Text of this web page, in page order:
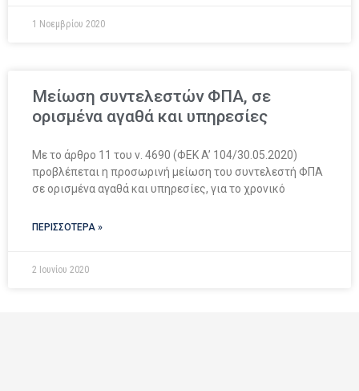
1 Νοεμβρίου 2020
Μείωση συντελεστών ΦΠΑ, σε
ορισμένα αγαθά και υπηρεσίες
Με το άρθρο 11 του ν. 4690 (ΦΕΚ A’ 104/30.05.2020)
προβλέπεται η προσωρινή μείωση του συντελεστή ΦΠΑ
σε ορισμένα αγαθά και υπηρεσίες, για το χρονικό
ΠΕΡΙΣΣΟΤΕΡΑ »
2 Ιουνίου 2020